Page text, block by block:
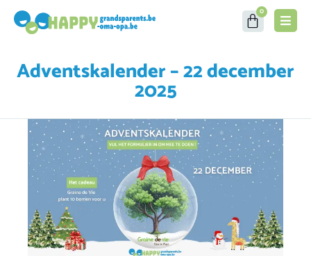
0
Adventskalender – 22 december
2025